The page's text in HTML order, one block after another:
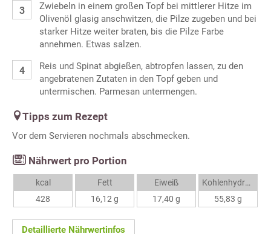
Zwiebeln in einem großen Topf bei mittlerer Hitze im
Olivenöl glasig anschwitzen, die Pilze zugeben und bei
starker Hitze weiter braten, bis die Pilze Farbe
annehmen. Etwas salzen.
Reis und Spinat abgießen, abtropfen lassen, zu den
angebratenen Zutaten in den Topf geben und
untermischen. Parmesan untermengen.
Tipps zum Rezept
Vor dem Servieren nochmals abschmecken.
Nährwert pro Portion
kcal
428
Fett
16,12 g
Eiweiß
17,40 g
Kohlenhydrate
55,83 g
Detaillierte Nährwertinfos